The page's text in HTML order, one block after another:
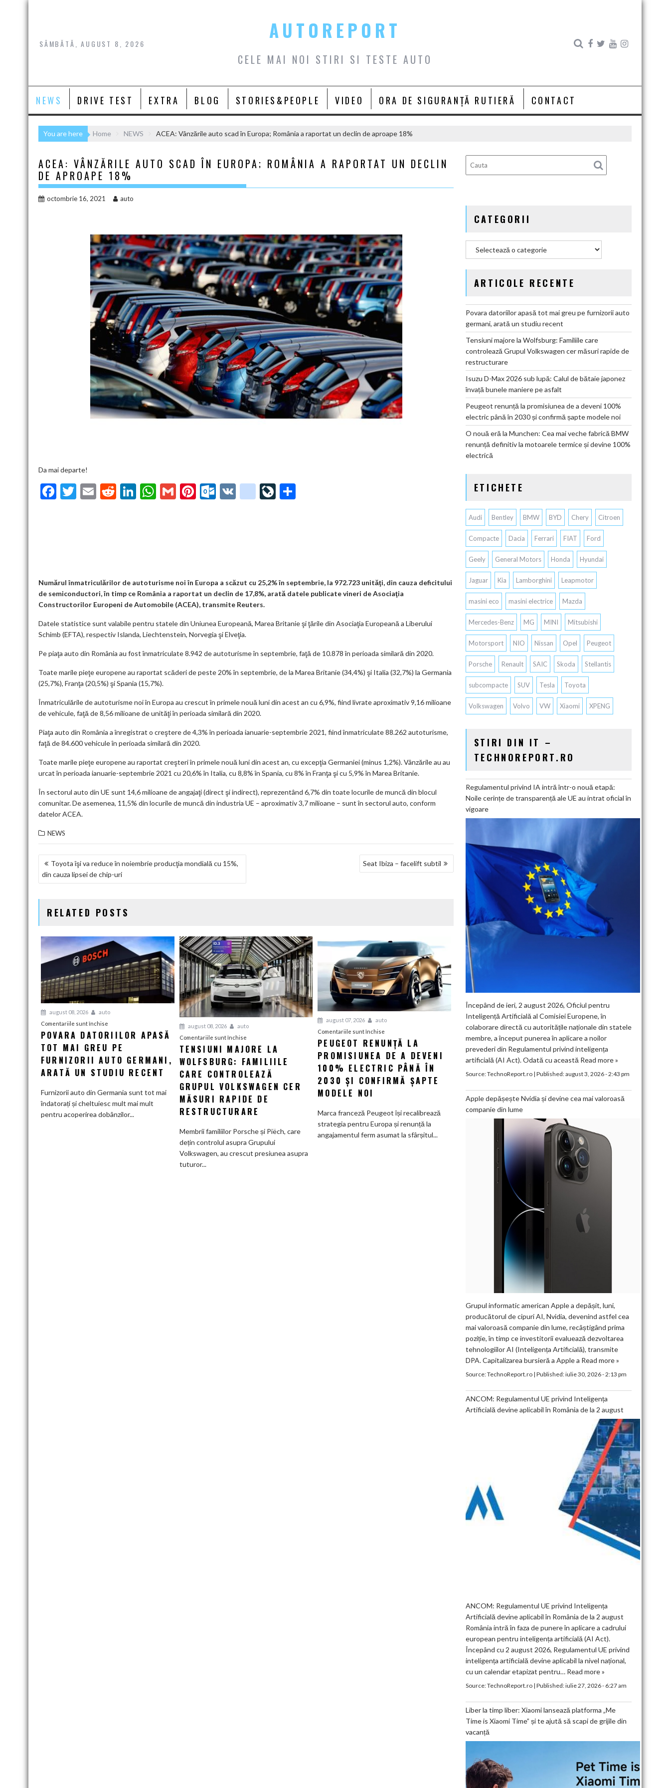
Skip
SÂMBĂTĂ, AUGUST 8, 2026
AUTOREPORT
CELE MAI NOI STIRI SI TESTE AUTO
NEWS DRIVE TEST EXTRA BLOG STORIES&PEOPLE VIDEO ORA DE SIGURANȚĂ RUTIERĂ CONTACT
You are here Home NEWS ACEA: Vânzările auto scad în Europa; România a raportat un declin de aproape 18%
ACEA: VÂNZĂRILE AUTO SCAD ÎN EUROPA; ROMÂNIA A RAPORTAT UN DECLIN
DE APROAPE 18%
octombrie 16, 2021 auto
Da mai departe!
F
k
T
E
R
Li W
p
G
Pi O
m
V
g
o
o
k
ar
ks
Li
Numărul înmatriculărilor de autoturisme noi în Europa a scăzut cu 25,2% în septembrie, la 972.723 unităţi, din cauza deficitului
de semiconductori, în timp ce România a raportat un declin de 17,8%, arată datele publicate vineri de Asociaţia
Constructorilor Europeni de Automobile (ACEA), transmite Reuters.
Datele statistice sunt valabile pentru statele din Uniunea Europeană, Marea Britanie şi ţările din Asociaţia Europeană a Liberului
Schimb (EFTA), respectiv Islanda, Liechtenstein, Norvegia şi Elveţia.
Pe piaţa auto din România au fost înmatriculate 8.942 de autoturisme în septembrie, faţă de 10.878 în perioada similară din 2020.
Toate marile pieţe europene au raportat scăderi de peste 20% în septembrie, de la Marea Britanie (34,4%) şi Italia (32,7%) la Germania
(25,7%), Franţa (20,5%) şi Spania (15,7%).
Înmatriculările de autoturisme noi în Europa au crescut în primele nouă luni din acest an cu 6,9%, fiind livrate aproximativ 9,16 milioane
de vehicule, faţă de 8,56 milioane de unităţi în perioada similară din 2020.
Piaţa auto din România a înregistrat o creştere de 4,3% în perioada ianuarie-septembrie 2021, fiind înmatriculate 88.262 autoturisme,
faţă de 84.600 vehicule în perioada similară din 2020.
Toate marile pieţe europene au raportat creşteri în primele nouă luni din acest an, cu excepţia Germaniei (minus 1,2%). Vânzările au au
urcat în perioada ianuarie-septembrie 2021 cu 20,6% în Italia, cu 8,8% în Spania, cu 8% în Franţa şi cu 5,9% în Marea Britanie.
În sectorul auto din UE sunt 14,6 milioane de angajaţi (direct şi indirect), reprezentând 6,7% din toate locurile de muncă din blocul
comunitar. De asemenea, 11,5% din locurile de muncă din industria UE – aproximativ 3,7 milioane – sunt în sectorul auto, conform
datelor ACEA.
NEWS
NAVIGARE
ÎN
Toyota îşi va reduce în noiembrie producţia mondială cu 15%,
din cauza lipsei de chip-uri
Seat Ibiza – facelift subtil
RELATED POSTS
august 08, 2026
auto
Comentariile sunt închise
Povara
datoriilor
apasă
mai
furnizorii
POVARA DATORIILOR APASĂ
TOT MAI GREU PE
FURNIZORII AUTO GERMANI,
ARATĂ UN STUDIU RECENT
Furnizorii auto din Germania sunt tot mai
îndatorați și cheltuiesc mult mai mult
pentru acoperirea dobânzilor...
august 08, 2026
auto
Comentariile sunt închisepentru
Tensiuni
majore
la
Familiile
care
controlează
Volkswagen
cer
măsuri
TENSIUNI MAJORE LA
WOLFSBURG: FAMILIILE
CARE CONTROLEAZĂ
GRUPUL VOLKSWAGEN CER
MĂSURI RAPIDE DE
RESTRUCTURARE
Membrii familiilor Porsche și Piëch, care
dețin controlul asupra Grupului
Volkswagen, au crescut presiunea asupra
tuturor...
august 07, 2026
auto
Comentariile sunt închise
Peugeot
renunță
la
promisiunea
de
100%
electric
PEUGEOT RENUNȚĂ LA
PROMISIUNEA DE A DEVENI
100% ELECTRIC PÂNĂ ÎN
2030 ȘI CONFIRMĂ ȘAPTE
MODELE NOI
Marca franceză Peugeot își recalibrează
strategia pentru Europa și renunță la
angajamentul ferm asumat la sfârșitul...
CATEGORII
ARTICOLE RECENTE
Povara datoriilor apasă tot mai greu pe furnizorii auto
germani, arată un studiu recent
Tensiuni majore la Wolfsburg: Familiile care
controlează Grupul Volkswagen cer măsuri rapide de
restructurare
Isuzu D-Max 2026 sub lupă: Calul de bătaie japonez
învață bunele maniere pe asfalt
Peugeot renunță la promisiunea de a deveni 100%
electric până în 2030 și confirmă șapte modele noi
O nouă eră la Munchen: Cea mai veche fabrică BMW
renunță definitiv la motoarele termice și devine 100%
electrică
ETICHETE
Audi Bentley BMW BYD Chery Citroen
Compacte Dacia Ferrari FIAT Ford
Geely General Motors Honda Hyundai
Jaguar Kia Lamborghini Leapmotor
masini eco masini electrice Mazda
Mercedes-Benz MG MINI Mitsubishi
Motorsport NIO Nissan Opel Peugeot
Porsche Renault SAIC Skoda Stellantis
subcompacte SUV Tesla Toyota
Volkswagen Volvo VW Xiaomi XPENG
STIRI DIN IT –
TECHNOREPORT.RO
Regulamentul privind IA intră într-o nouă etapă:
Noile cerințe de transparență ale UE au intrat oficial în
vigoare
Începând de ieri, 2 august 2026, Oficiul pentru
Inteligență Artificială al Comisiei Europene, în
colaborare directă cu autoritățile naționale din statele
membre, a început punerea în aplicare a noilor
prevederi din Regulamentul privind inteligența
artificială (AI Act). Odată cu această Read more »
Source:TechnoReport.ro| Published:august 3, 2026 - 2:43 pm
Apple depășește Nvidia și devine cea mai valoroasă
companie din lume
Grupul informatic american Apple a depășit, luni,
producătorul de cipuri AI, Nvidia, devenind astfel cea
mai valoroasă companie din lume, recâștigând prima
poziție, în timp ce investitorii evaluează dezvoltarea
tehnologiilor AI (Inteligența Artificială), transmite
DPA. Capitalizarea bursieră a Apple a Read more »
Source:TechnoReport.ro| Published:iulie 30, 2026 - 2:13 pm
ANCOM: Regulamentul UE privind Inteligența
Artificială devine aplicabil în România de la 2 august
ANCOM: Regulamentul UE privind Inteligența
Artificială devine aplicabil în România de la 2 august
România intră în faza de punere în aplicare a cadrului
european pentru inteligența artificială (AI Act).
Începând cu 2 august 2026, Regulamentul UE privind
inteligența artificială devine aplicabil la nivel național,
cu un calendar etapizat pentru… Read more »
Source:TechnoReport.ro| Published:iulie 27, 2026 - 6:27 am
Liber la timp liber: Xiaomi lansează platforma „Me
Time is Xiaomi Time” și te ajută să scapi de grijile din
vacanță